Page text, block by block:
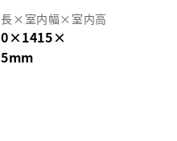
× 室内幅× 室内高
×1415×